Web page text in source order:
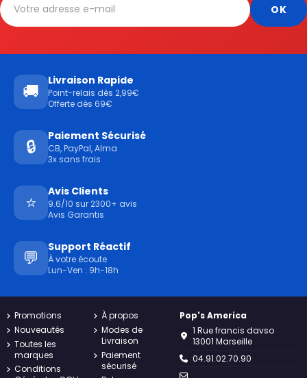
🚚
Livraison Rapide
Point-relais dès 2,99€
Offerte dès 69€
🔒
Paiement Sécurisé
CB, PayPal, Alma
3x sans frais
⭐
Avis Clients
9.6/10 sur 2300+ avis
Avis Garantis
💬
Support Réactif
À votre écoute
Lun-Ven : 9h-18h
Promotions
Nouveautés
Toutes les
marques
Conditions
À propos
Modes de
Livraison
Paiement
sécurisé
Pop's America
1 Rue francis davso
13001 Marseille
04.91.02.70.90